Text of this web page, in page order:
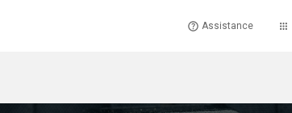
Assistance